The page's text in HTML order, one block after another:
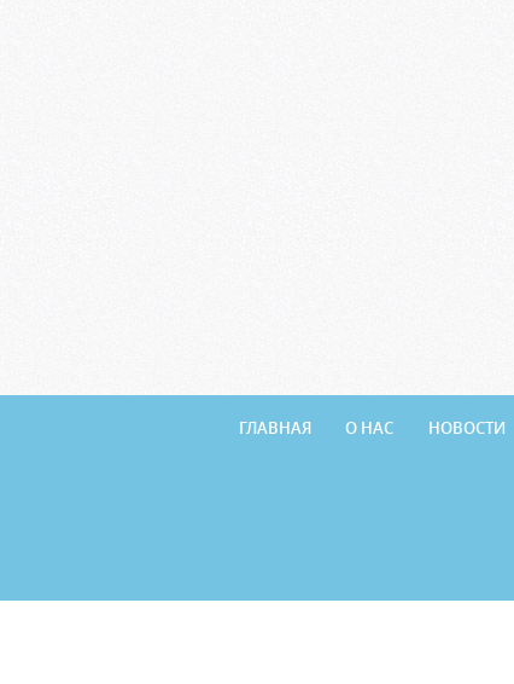
ГЛАВНАЯ О НАС НОВОСТИ